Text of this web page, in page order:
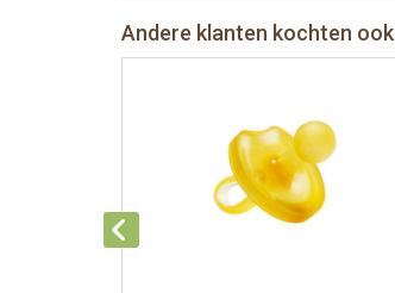
Andere klanten kochten ook